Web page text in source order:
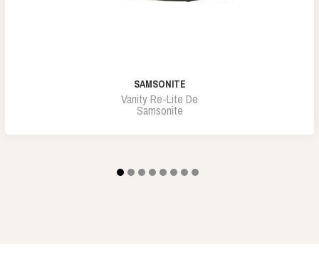
SAMSONITE
Vanity Re-Lite De
Samsonite